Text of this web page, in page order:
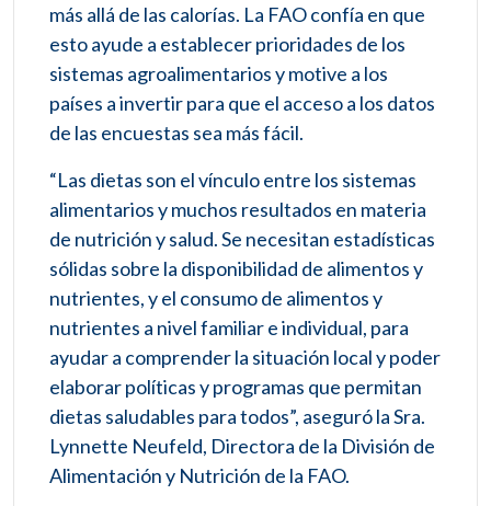
más allá de las calorías. La FAO confía en que
esto ayude a establecer prioridades de los
sistemas agroalimentarios y motive a los
países a invertir para que el acceso a los datos
de las encuestas sea más fácil.
“Las dietas son el vínculo entre los sistemas
alimentarios y muchos resultados en materia
de nutrición y salud. Se necesitan estadísticas
sólidas sobre la disponibilidad de alimentos y
nutrientes, y el consumo de alimentos y
nutrientes a nivel familiar e individual, para
ayudar a comprender la situación local y poder
elaborar políticas y programas que permitan
dietas saludables para todos”, aseguró la Sra.
Lynnette Neufeld, Directora de la División de
Alimentación y Nutrición de la FAO.